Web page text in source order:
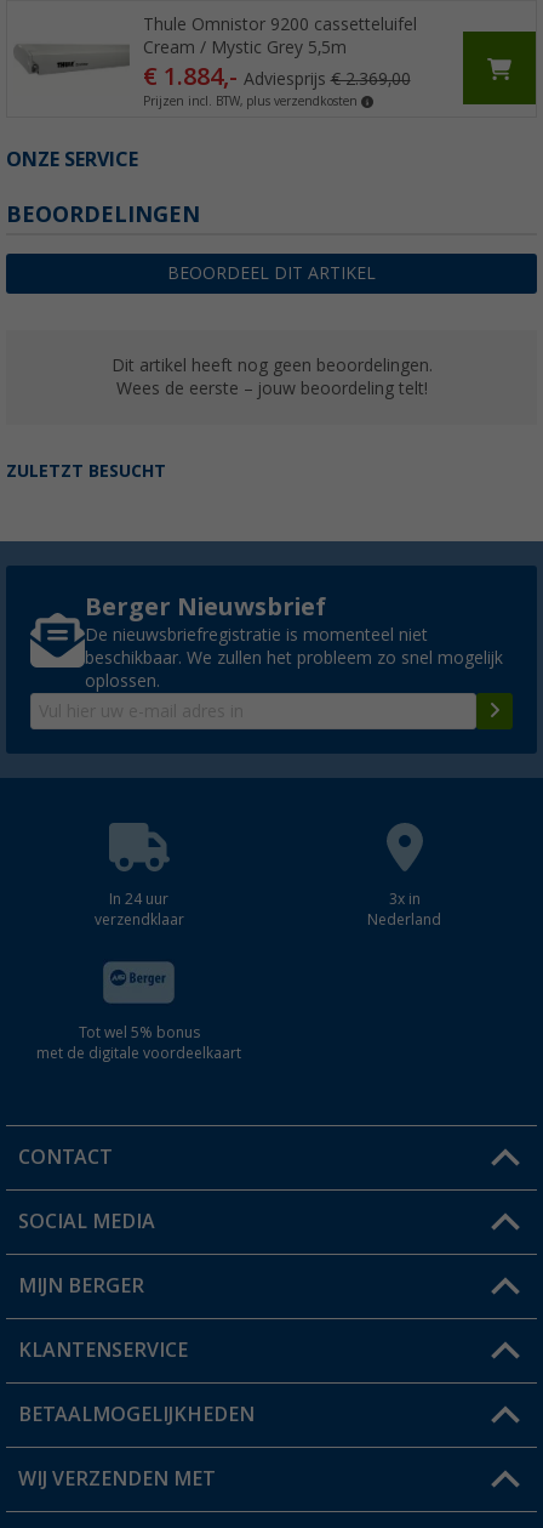
Thule Omnistor 9200 cassetteluifel
Cream / Mystic Grey 5,5m
€ 1.884,- Adviesprijs€ 2.369,00
Prijzen incl. BTW, plus verzendkosten
ONZE SERVICE
BEOORDELINGEN
BEOORDEEL DIT ARTIKEL
Dit artikel heeft nog geen beoordelingen.
Wees de eerste – jouw beoordeling telt!
ZULETZT BESUCHT
Berger Nieuwsbrief
De nieuwsbriefregistratie is momenteel niet
beschikbaar. We zullen het probleem zo snel mogelijk
oplossen.
In 24 uur
verzendklaar
3x in
Nederland
Tot wel 5% bonus
met de digitale voordeelkaart
CONTACT
Een vraag?
Winkel vinden
SOCIAL MEDIA
MIJN BERGER
Mijn account
Status bestelling
Verlanglijstje
KLANTENSERVICE
FAQ & Contact
Verzendinformatie
BETAALMOGELIJKHEDEN
WIJ VERZENDEN MET